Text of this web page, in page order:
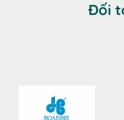
Đối